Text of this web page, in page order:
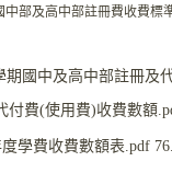
中部及高中部註冊費收費標
期國中及高中部註冊及
付費(使用費)收費數額
學費收費數額表.pdf